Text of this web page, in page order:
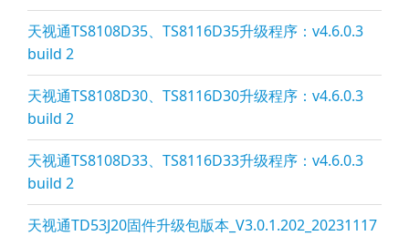
天视通TS8108D35、TS8116D35升级程序：v4.6.0.3
build 2
天视通TS8108D30、TS8116D30升级程序：v4.6.0.3
build 2
天视通TS8108D33、TS8116D33升级程序：v4.6.0.3
build 2
天视通TD53J20固件升级包版本_V3.0.1.202_20231117